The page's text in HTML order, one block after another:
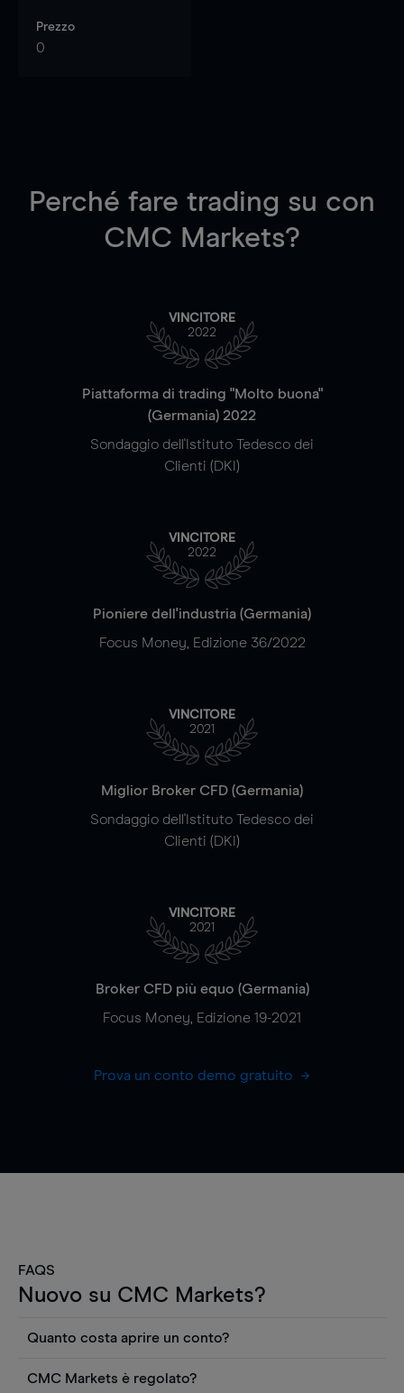
Prezzo
0
Perché fare trading su con
CMC Markets?
VINCITORE
2022
Piattaforma di trading "Molto buona"
(Germania) 2022
Sondaggio dell'Istituto Tedesco dei
Clienti (DKI)
VINCITORE
2022
Pioniere dell'industria (Germania)
Focus Money, Edizione 36/2022
VINCITORE
2021
Miglior Broker CFD (Germania)
Sondaggio dell'Istituto Tedesco dei
Clienti (DKI)
VINCITORE
2021
Broker CFD più equo (Germania)
Focus Money, Edizione 19-2021
Prova un conto demo gratuito
FAQS
Nuovo su CMC Markets?
Quanto costa aprire un conto?
Puoi anche visualizzare gratuitamente i prezzi e
CMC Markets è regolato?